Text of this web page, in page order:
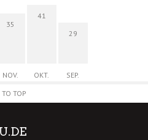
35
NOV.
41
OKT.
29
SEP.
TO TOP